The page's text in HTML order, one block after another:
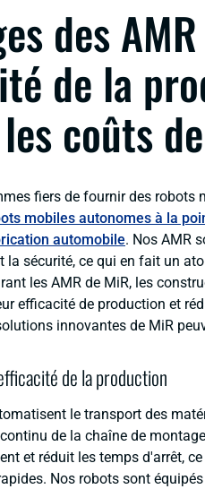
des
de la
coûts
fiers de fournir des
mobiles autonomes à la
automobile. Nos AMR
la sécurité, ce qui en fait un
les AMR de MiR, les
efficacité de production et
innovantes de MiR
de la production
le transport des
de la chaîne de
et réduit les temps d'arrêt,
Nos robots sont